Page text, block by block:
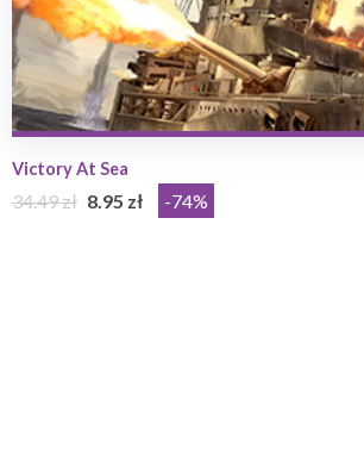
Victory At Sea
34.49 zł 8.95 zł -74%